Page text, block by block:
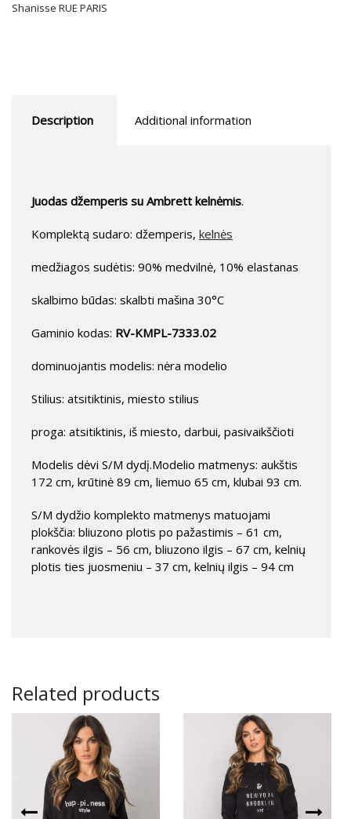
Shanisse RUE PARIS
Description Additional information
Juodas džemperis su Ambrett kelnėmis.
Komplektą sudaro: džemperis, kelnės
medžiagos sudėtis: 90% medvilnė, 10% elastanas
skalbimo būdas: skalbti mašina 30°C
Gaminio kodas: RV-KMPL-7333.02
dominuojantis modelis: nėra modelio
Stilius: atsitiktinis, miesto stilius
proga: atsitiktinis, iš miesto, darbui, pasivaikščioti
Modelis dėvi S/M dydį.Modelio matmenys: aukštis
172 cm, krūtinė 89 cm, liemuo 65 cm, klubai 93 cm.
S/M dydžio komplekto matmenys matuojami
plokščia: bliuzono plotis po pažastimis – 61 cm,
rankovės ilgis – 56 cm, bliuzono ilgis – 67 cm, kelnių
plotis ties juosmeniu – 37 cm, kelnių ilgis – 94 cm
Related products